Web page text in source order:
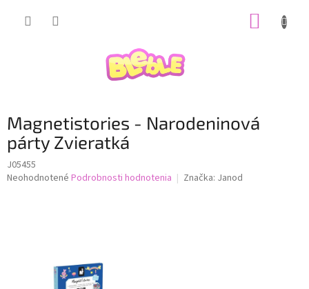
Magnetistories - Narodeninová
párty Zvieratká
J05455
Priemerné
hviezdičiek.
Neohodnotené Podrobnosti hodnotenia Značka: Janod